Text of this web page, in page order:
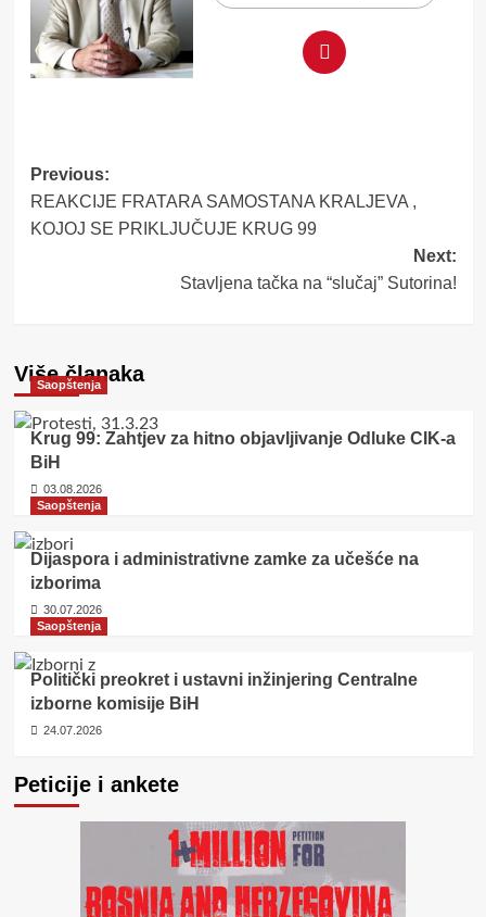
Post
navigation
Previous:
REAKCIJE FRATARA SAMOSTANA KRALJEVA ,
KOJOJ SE PRIKLJUČUJE KRUG 99
Next:
Stavljena tačka na “slučaj” Sutorina!
Više članaka
Saopštenja
Krug 99: Zahtjev za hitno objavljivanje Odluke CIK-a
BiH
03.08.2026
Saopštenja
Dijaspora i administrativne zamke za učešće na
izborima
30.07.2026
Saopštenja
Politički preokret i ustavni inžinjering Centralne
izborne komisije BiH
24.07.2026
Peticije i ankete